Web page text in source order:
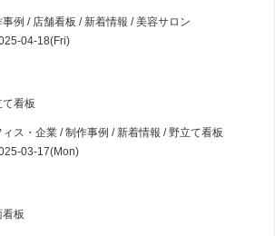
例 / 店舗看板 /新着情報 /美容サロン
04-18(Fri)
て看板
ィス・企業 /制作事例 /新着情報 /野立て看板
03-17(Mon)
看板